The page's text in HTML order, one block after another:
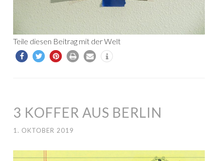
Teile diesen Beitrag mit der Welt
3 KOFFER AUS BERLIN
1. OKTOBER 2019